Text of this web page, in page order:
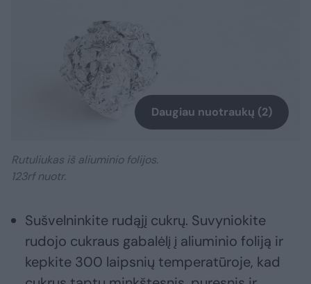
Daugiau nuotraukų (2)
Rutuliukas iš aliuminio folijos.
123rf nuotr.
Sušvelninkite rudąjį cukrų. Suvyniokite
rudojo cukraus gabalėlį į aliuminio foliją ir
kepkite 300 laipsnių temperatūroje, kad